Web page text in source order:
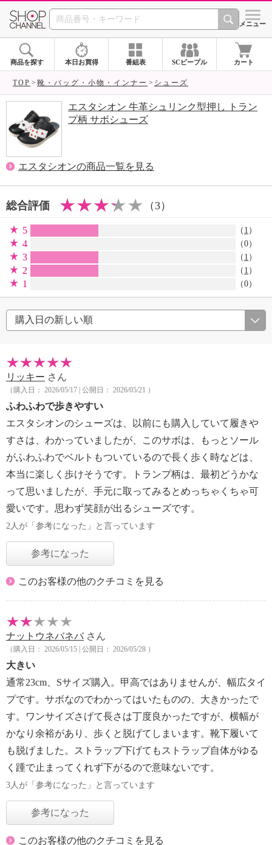
SHOP CHANNEL シメニュー
商品を探す 本日お買得 番組表 SCピープル カート
TOP 靴・バッグ・小物・インナー シューズ
エスタシオン 牛革シュリンク型押し トラン
プ柄 サボシューズ
エスタシオンの商品一覧を見る
総合評価 （3）
5 （ 1 ）
4 （0）
3 （ 1 ）
2 （ 1 ）
1 （0）
リッキー さん
（購入日： 2026/05/17 | 公開日： 2026/05/21 ）
ふわふわで歩きやすい
エスタシオンのシューズは、以前にも購入していて履きや
すさは、わかっていましたが、このサボは、もっとソール
がふわふわでベルトもついているので長く歩く時などは、
本当に楽しく歩けそうです。トランプ柄は、最初どうかな
って思いましたが、手元に取ってみるとめっちゃくちゃ可
愛いです。思わず笑顔が出るシューズです。
2人が「参考になった」と言っています
参考になった
このお客様の他のクチコミを見る
ナットウネバネバさん
（購入日： 2026/05/15 | 公開日： 2026/05/28 ）
大きい
通常23cm、Sサイズ購入。甲高ではありませんが、幅広タイ
プです。サボなのでわかってはいたものの、大きかったで
す。ワンサイズさげて長さは丁度良かったですが、横幅が
かなり余裕があり、歩くと脱げてしまいます。靴下履いて
も脱げました。ストラップ下げてもストラップ自体がゆる
く踵で止まってくれず下がるので意味ないです。
3人が「参考になった」と言っています
参考になった
このお客様の他のクチコミを見る